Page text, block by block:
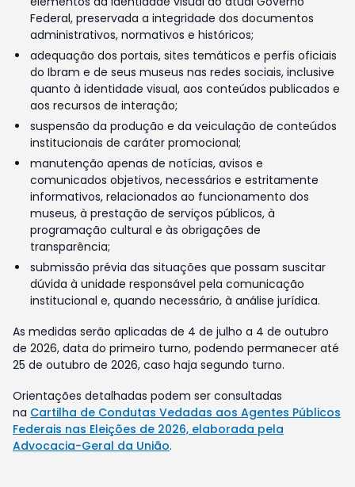
Federal, preservada a integridade dos documentos
administrativos, normativos e históricos;
adequação dos portais, sites temáticos e perfis oficiais
do Ibram e de seus museus nas redes sociais, inclusive
quanto à identidade visual, aos conteúdos publicados e
aos recursos de interação;
suspensão da produção e da veiculação de conteúdos
institucionais de caráter promocional;
manutenção apenas de notícias, avisos e
comunicados objetivos, necessários e estritamente
informativos, relacionados ao funcionamento dos
museus, à prestação de serviços públicos, à
programação cultural e às obrigações de
transparência;
submissão prévia das situações que possam suscitar
dúvida à unidade responsável pela comunicação
institucional e, quando necessário, à análise jurídica.
As medidas serão aplicadas de 4 de julho a 4 de outubro
de 2026, data do primeiro turno, podendo permanecer até
25 de outubro de 2026, caso haja segundo turno.
Orientações detalhadas podem ser consultadas
na Cartilha de Condutas Vedadas aos Agentes Públicos
Federais nas Eleições de 2026, elaborada pela
Advocacia-Geral da União.